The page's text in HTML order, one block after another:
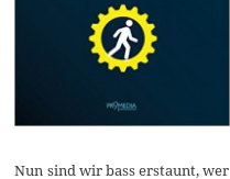
Nun sind wir bass erstaunt, wer